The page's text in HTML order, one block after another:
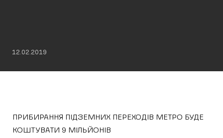
12.02.2019
ПРИБИРАННЯ ПІДЗЕМНИХ ПЕРЕХОДІВ МЕТРО БУДЕ
КОШТУВАТИ 9 МІЛЬЙОНІВ